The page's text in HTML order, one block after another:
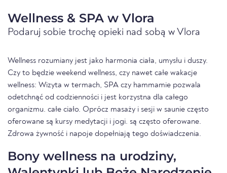
Wellness & SPA w Vlora
Podaruj sobie trochę opieki nad sobą w Vlora
Wellness rozumiany jest jako harmonia ciała, umysłu i duszy.
Czy to będzie weekend wellness, czy nawet całe wakacje
wellness: Wizyta w termach, SPA czy hammamie pozwala
odetchnąć od codzienności i jest korzystna dla całego
organizmu. całe ciało. Oprócz masaży i sesji w saunie często
oferowane są kursy medytacji i jogi. są często oferowane.
Zdrowa żywność i napoje dopełniają tego doświadczenia.
Bony wellness na urodziny,